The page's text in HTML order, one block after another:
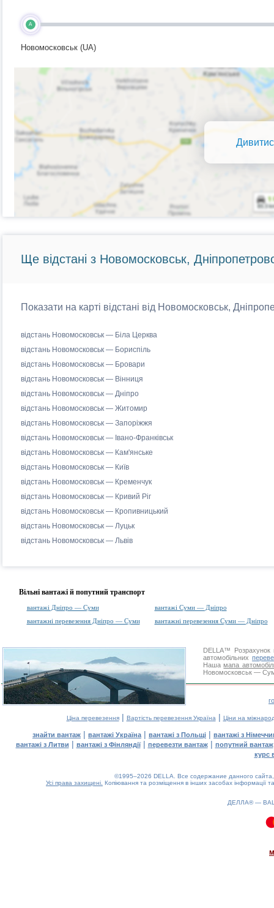
A
Новомосковськ (UA)
Ще відстані з Новомосковськ,
Показати на карті відстані від Новомосковськ,
відстань Новомосковськ — Біла Церква
відстань Новомосковськ — Бориспіль
відстань Новомосковськ — Бровари
відстань Новомосковськ — Вінниця
відстань Новомосковськ — Дніпро
відстань Новомосковськ — Житомир
відстань Новомосковськ — Запоріжжя
відстань Новомосковськ — Івано-Франківськ
відстань Новомосковськ — Кам'янське
відстань Новомосковськ — Київ
відстань Новомосковськ — Кременчук
відстань Новомосковськ — Кривий Ріг
відстань Новомосковськ — Кропивницький
відстань Новомосковськ — Луцьк
відстань Новомосковськ — Львів
Вільні вантажі й попутний транспорт
вантажі Дніпро — Суми
вантажі Суми — Дніпро
вантажні перевезення Дніпро — Суми
вантажні перевезення Суми — Дніпро
DELLA™
Розрахунок
автомобільних
Нашамапа
Новомосковськ —
Ціна перевезення| Вартість перевезення Україна | Ціни на
знайти вантаж | вантажі Україна | вантажі з Польщі | вантажі з
вантажі з Литви | вантажі з Фінляндії| перевезти вантаж| попутний вантаж
курс
©1995–2026 DELLA. Все содержание данного
Усі права захищені. Копіювання та розміщення в інших засобах інформації
ДЕЛЛА® —